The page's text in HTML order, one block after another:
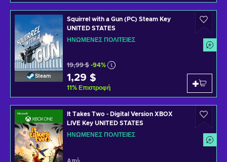
Steam
Squirrel with a Gun (PC) Steam Key
UNITED STATES
ΗΝΩΜΈΝΕΣ ΠΟΛΙΤΕΊΕΣ
19,99 $ -94%
1,29 $
11% Επιστροφή
It Takes Two - Digital Version XBOX
LIVE Key UNITED STATES
ΗΝΩΜΈΝΕΣ ΠΟΛΙΤΕΊΕΣ